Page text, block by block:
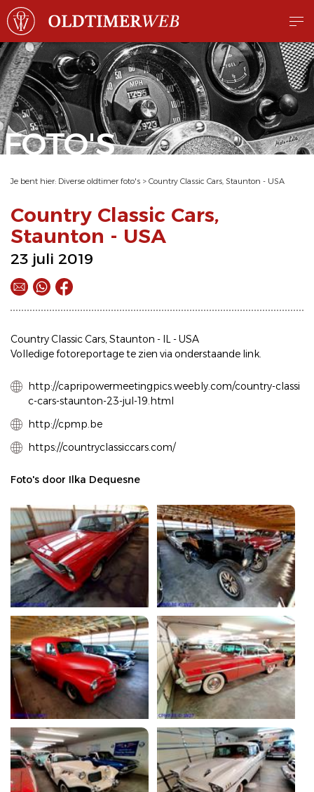
FOTO'S
Je bent hier: Diverse oldtimer foto's > Country Classic Cars, Staunton - USA
Country Classic Cars,
Staunton - USA
23 juli 2019
Country Classic Cars, Staunton - IL - USA
Volledige fotoreportage te zien via onderstaande link.
http://capripowermeetingpics.weebly.com/country-classi
c-cars-staunton-23-jul-19.html
http://cpmp.be
https://countryclassiccars.com/
Foto's door Ilka Dequesne